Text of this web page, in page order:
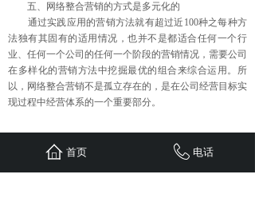
五、网络整合营销的方式是多元化的
通过实践应用的营销方法就有超过近100种之每种方
法独有其固有的适用情况，也并不是都适合任何一个行
业、任何一个公司的任何一个阶段的营销情况，需要公司
在多样化的营销方法中挖掘最优的组合来综合运用。所
以，网络整合营销不是孤立存在的，是在公司经营目标实
现过程中经营体系的一个重要部分。
上一篇： 企业做不好网络营销的......
下一篇： 营销推广怎么操作才可......
首页 电话